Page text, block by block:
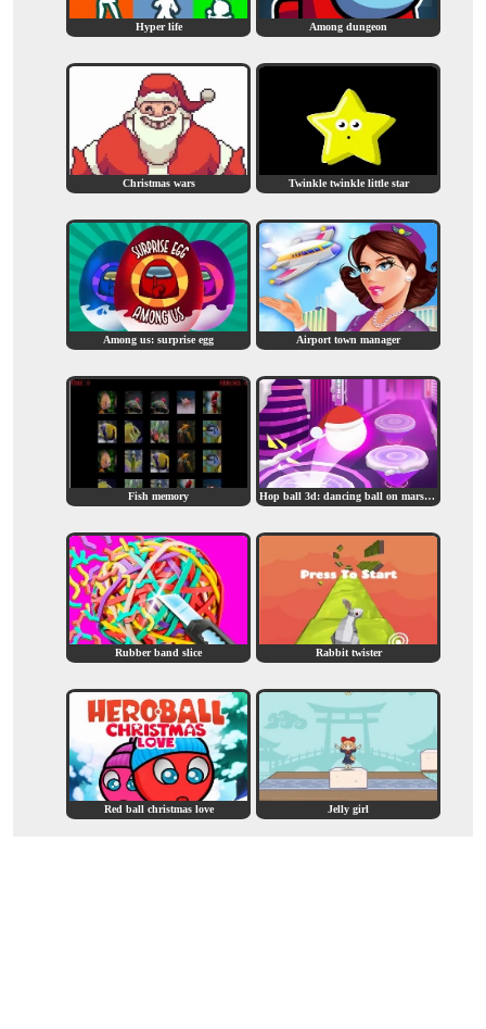
Hyper life Among dungeon
Christmas wars Twinkle twinkle little star
Among us: surprise egg Airport town manager
Fish memory Hop ball 3d: dancing ball on marshmello tiles road
Rubber band slice Rabbit twister
Red ball christmas love Jelly girl